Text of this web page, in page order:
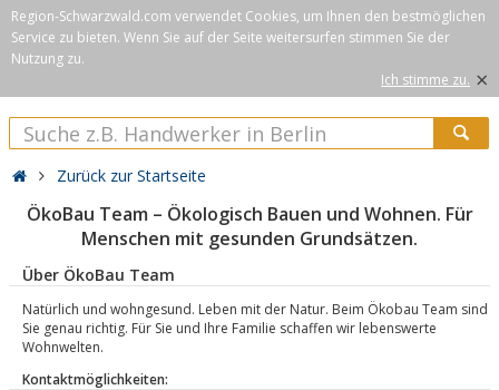
Region-Schwarzwald.com verwendet Cookies, um Ihnen den bestmöglichen
Service zu bieten. Wenn Sie auf der Seite weitersurfen stimmen Sie der
Nutzung zu.
Ich stimme zu. ×
Zurück zur Startseite
ÖkoBau Team – Ökologisch Bauen und Wohnen. Für
Menschen mit gesunden Grundsätzen.
Über ÖkoBau Team
Natürlich und wohngesund. Leben mit der Natur. Beim Ökobau Team sind
Sie genau richtig. Für Sie und Ihre Familie schaffen wir lebenswerte
Wohnwelten.
Kontaktmöglichkeiten: